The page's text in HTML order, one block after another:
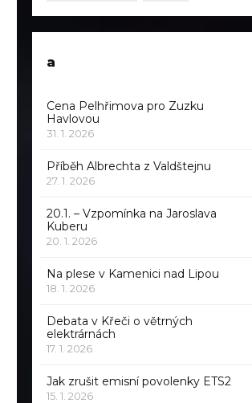
a
Cena Pelhřimova pro Zuzku
Havlovou
31. 1. 2026
Příběh Albrechta z Valdštejnu
27. 1. 2026
20.1. – Vzpomínka na Jaroslava
Kuberu
20. 1. 2026
Na plese v Kamenici nad Lipou
18. 1. 2026
Debata v Křeči o větrných
elektrárnách
17. 1. 2026
Jak zrušit emisní povolenky ETS2
15. 1. 2026